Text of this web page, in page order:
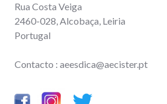
Rua Costa Veiga
2460-028, Alcobaça, Leiria
Portugal
Contacto : aeesdica@aecister.pt